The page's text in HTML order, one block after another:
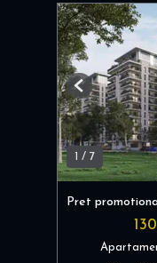
1 / 7
Previous
Pret